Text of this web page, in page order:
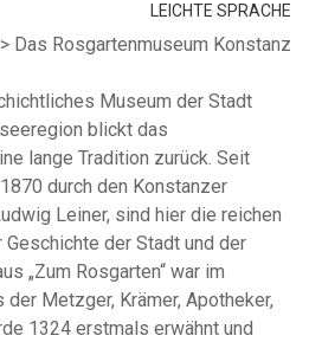
LEICHTE SPRACHE
> Das Rosgartenmuseum Konstanz
Museum der Stadt
gion blickt das
lange Tradition zurück. Seit
durch den Konstanzer
Leiner, sind hier die reichen
der Stadt und der
„Zum Rosgarten“ war im
Metzger, Krämer, Apotheker,
1324 erstmals erwähnt und